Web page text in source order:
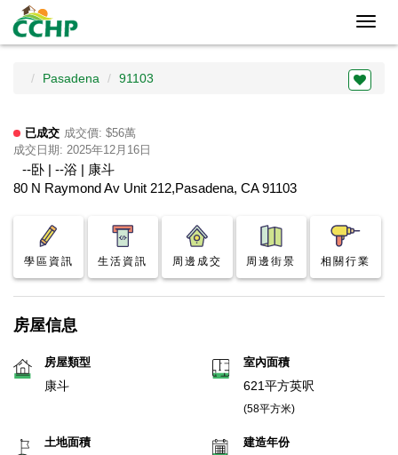
Pasadena 91103
已成交 成交價: $56萬
成交日期: 2025年12月16日
--卧 | --浴 | 康斗
80 N Raymond Av Unit 212,Pasadena, CA 91103
學區資訊 生活資訊 周邊成交 周邊街景 相關行業
房屋信息
房屋類型
康斗
室內面積
621平方英呎
(58平方米)
土地面積 建造年份